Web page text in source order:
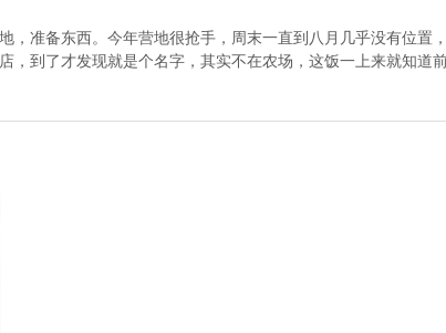
，准备东西。今年营地很抢手，周末一直到八月几乎没有位置
，到了才发现就是个名字，其实不在农场，这饭一上来就知道